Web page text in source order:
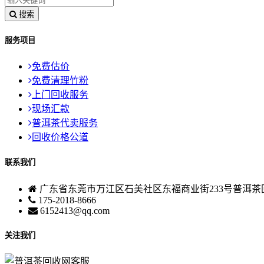
搜索
服务项目
免费估价
免费清理竹粉
上门回收服务
现场汇款
普洱茶代卖服务
回收价格公道
联系我们
广东省东莞市万江区石美社区东福商业街233号普洱茶
175-2018-8666
6152413@qq.com
关注我们